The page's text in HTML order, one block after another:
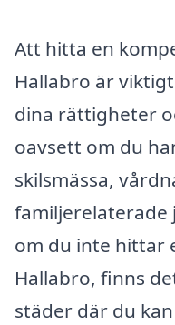
Att hitta en
Hallabro är
dina rättigheter
oavsett om du
skilsmässa,
familjerelaterade
om du inte hittar
Hallabro, finns
städer där du